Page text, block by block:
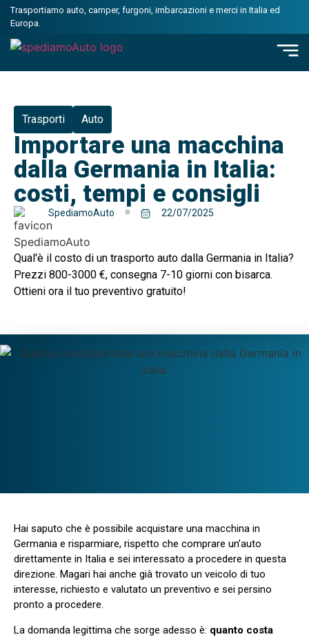
Trasportiamo auto, camper, furgoni, imbarcazioni e merci in Italia ed
Europa.
Trasporti Auto
Importare una macchina
dalla Germania in Italia:
costi, tempi e consigli
SpediamoAuto 22/07/2025
Qual'è il costo di un trasporto auto dalla Germania in Italia?
Prezzi 800-3000 €, consegna 7-10 giorni con bisarca.
Ottieni ora il tuo preventivo gratuito!
Hai saputo che è possibile acquistare una macchina in
Germania e risparmiare, rispetto che comprare un’auto
direttamente in Italia e sei interessato a procedere in questa
direzione. Magari hai anche già trovato un veicolo di tuo
interesse, richiesto e valutato un preventivo e sei persino
pronto a procedere.
La domanda legittima che sorge adesso è: quanto costa